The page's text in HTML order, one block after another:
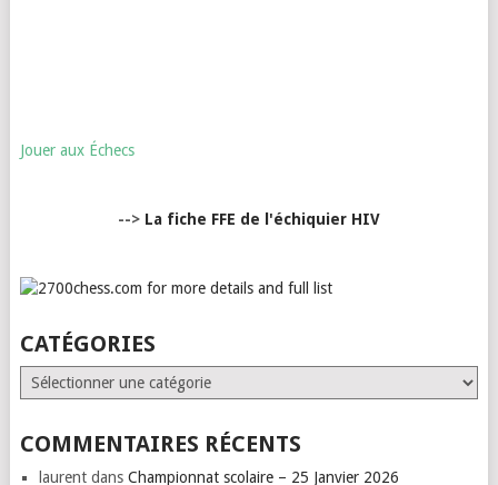
Jouer aux Échecs
--> La fiche FFE de l'échiquier HIV
CATÉGORIES
Catégories
COMMENTAIRES RÉCENTS
laurentdans Championnat scolaire – 25 Janvier 2026